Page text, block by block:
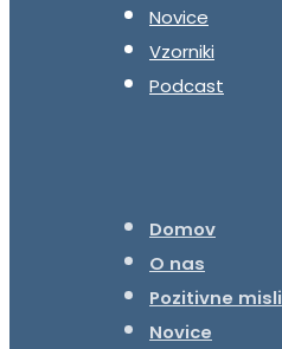
Novice
Vzorniki
Podcast
Domov
O nas
Pozitivne misli
Novice